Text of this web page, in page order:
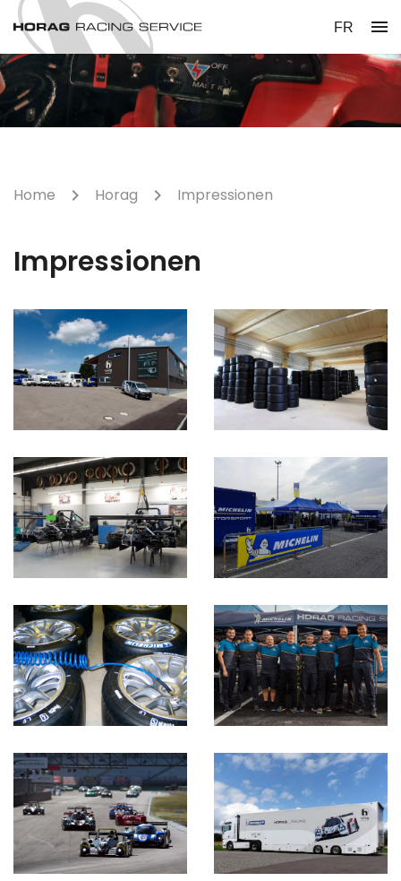
FR menu
Home Horag Impressionen
Impressionen